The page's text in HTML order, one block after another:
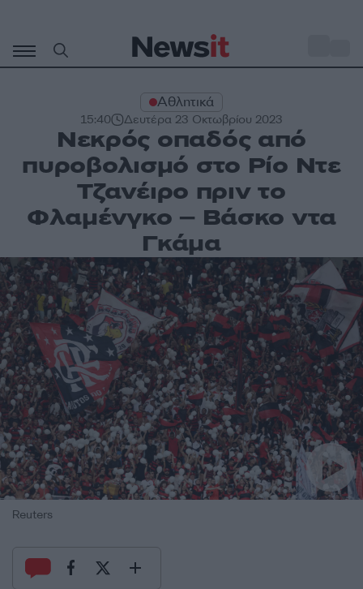
περιεχόμενο
Αθλητικά
15:40 Δευτέρα 23 Οκτωβρίου 2023
Νεκρός οπαδός από
πυροβολισμό στο Ρίο Ντε
Τζανέιρο πριν το
Φλαμένγκο – Βάσκο ντα
Γκάμα
Reuters